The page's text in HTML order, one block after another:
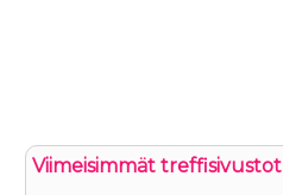
Viimeisimmät treffisivustot